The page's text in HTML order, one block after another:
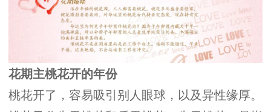
花期主桃花开的年份
桃花开了，容易吸引别人眼球，以及异性缘厚。